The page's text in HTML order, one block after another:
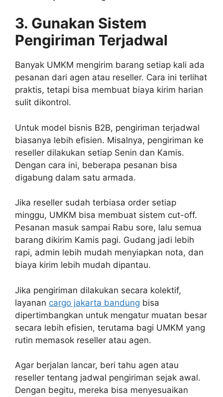
3. Gunakan Sistem
Pengiriman Terjadwal
Banyak UMKM mengirim barang setiap kali ada
pesanan dari agen atau reseller. Cara ini terlihat
praktis, tetapi bisa membuat biaya kirim harian
sulit dikontrol.
Untuk model bisnis B2B, pengiriman terjadwal
biasanya lebih efisien. Misalnya, pengiriman ke
reseller dilakukan setiap Senin dan Kamis.
Dengan cara ini, beberapa pesanan bisa
digabung dalam satu armada.
Jika reseller sudah terbiasa order setiap
minggu, UMKM bisa membuat sistem cut-off.
Pesanan masuk sampai Rabu sore, lalu semua
barang dikirim Kamis pagi. Gudang jadi lebih
rapi, admin lebih mudah menyiapkan nota, dan
biaya kirim lebih mudah dipantau.
Jika pengiriman dilakukan secara kolektif,
layanan cargo jakarta bandung bisa
dipertimbangkan untuk mengatur muatan besar
secara lebih efisien, terutama bagi UMKM yang
rutin memasok reseller atau agen.
Agar berjalan lancar, beri tahu agen atau
reseller tentang jadwal pengiriman sejak awal.
Dengan begitu, mereka bisa menyesuaikan